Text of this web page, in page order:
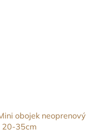
obojek neoprenový
20-35cm